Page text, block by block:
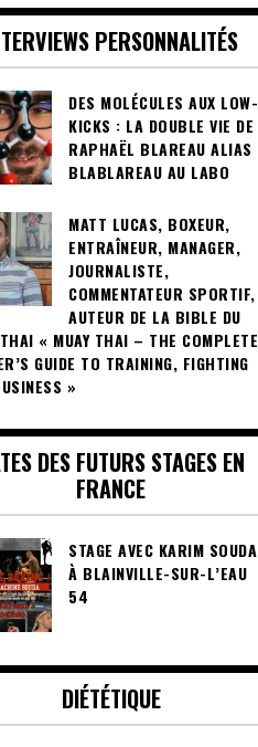
PERSONNALITÉS
DES MOLÉCULES AUX LOW-
KICKS : LA DOUBLE VIE DE
RAPHAËL BLAREAU ALIAS
BLABLAREAU AU LABO
MATT LUCAS, BOXEUR,
ENTRAÎNEUR, MANAGER,
JOURNALISTE,
COMMENTATEUR SPORTIF,
AUTEUR DE LA BIBLE DU
« MUAY THAI – THE COMPLETE
GUIDE TO TRAINING, FIGHTING
»
DES FUTURS STAGES EN
FRANCE
STAGE AVEC KARIM SOUDA
À BLAINVILLE-SUR-L’EAU
54
DIÉTÉTIQUE